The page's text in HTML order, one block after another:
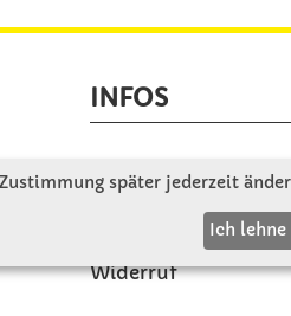
INFOS
Zahlung & Versand
Rücksendung
Widerruf
später jederzeit
Ich lehne